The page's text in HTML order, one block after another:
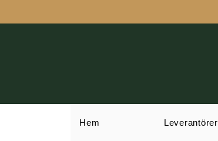
Hem Leverantörer